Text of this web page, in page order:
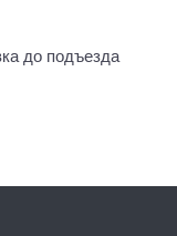
до подъезда